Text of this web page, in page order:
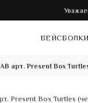
арт. Present Box